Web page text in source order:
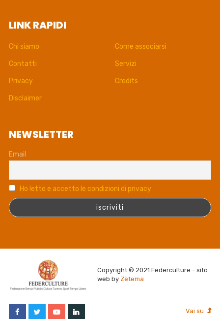
LINK RAPIDI
Chi siamo Come associarsi
Contatti Servizi
Privacy Credits
Disclaimer
NEWSLETTER
Email
Ho letto e accetto le condizioni di privacy
Copyright © 2021 Federculture - sito
web by Zètema
Vai su